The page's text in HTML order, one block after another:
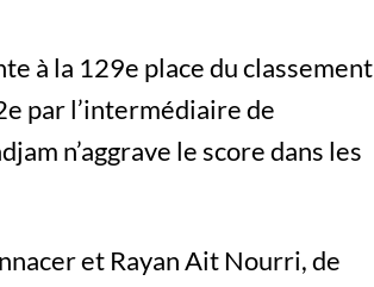
à la 129e place du classement
par l’intermédiaire de
n’aggrave le score dans les
et Rayan Ait Nourri, de